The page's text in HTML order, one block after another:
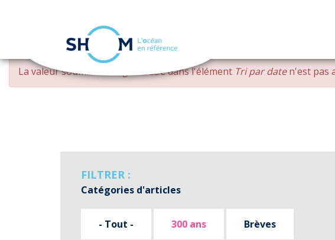
Aller
contenu
MESSAGE
D'ERREUR
La valeur soumise changed DESCdans l'élément Tri par daten'est pas
FILTRER :
Catégories d'articles
- Tout - 300 ans Brèves